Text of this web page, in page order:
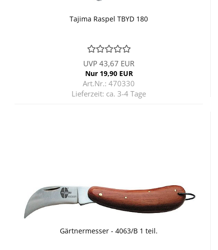
Ta­ji­ma Ras­pel TBYD 180
UVP 43,67 EUR
Nur 19,90 EUR
Art.Nr.: 470330
Lieferzeit: ca. 3-4 Tage
Gärt­ner­mes­ser - 4063/B 1 teil.